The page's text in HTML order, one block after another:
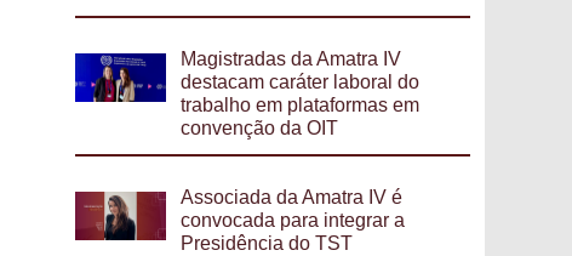
Magistradas da Amatra IV
destacam caráter laboral do
trabalho em plataformas em
convenção da OIT
Associada da Amatra IV é
convocada para integrar a
Presidência do TST